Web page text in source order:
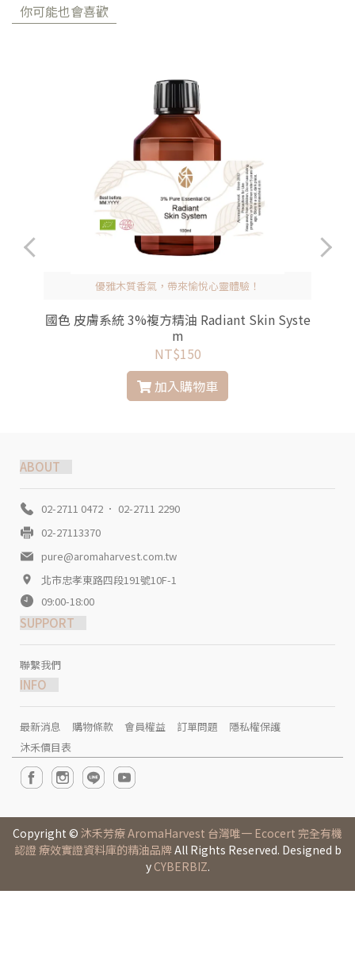
你可能也會喜歡
優雅木質香氣，帶來愉悅心靈體驗！
國色 皮膚系統 3%複方精油 Radiant Skin Syste
m
NT$150
加入購物車
ABOUT
02-2711 0472 ． 02-2711 2290
02-27113370
pure@aromaharvest.com.tw
北市忠孝東路四段191號10F-1
09:00-18:00
SUPPORT
聯繫我們
INFO
最新消息 購物條款 會員權益 訂單問題
隱私權保護
沐禾價目表
Copyright © 沐禾芳療 AromaHarvest 台灣唯一 Ecocert 完全有機
認證 療效實證資料庫的精油品牌All Rights Reserved. Designed b
y CYBERBIZ.